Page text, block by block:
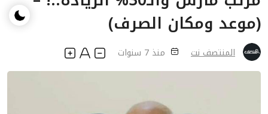
(موعد ومكان الصرف)
المنتصف نت منذ 7 سنوات